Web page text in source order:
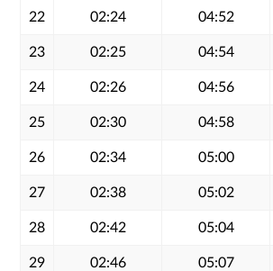
22 02:24 04:52
23 02:25 04:54
24 02:26 04:56
25 02:30 04:58
26 02:34 05:00
27 02:38 05:02
28 02:42 05:04
29 02:46 05:07